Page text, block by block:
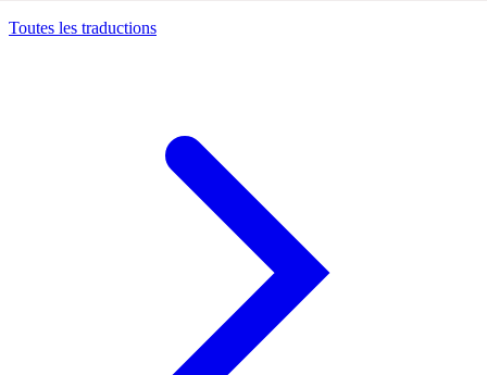
Toutes les traductions